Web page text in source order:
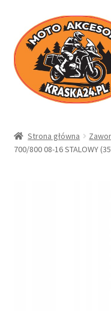
Przejdź
do
nawigacji
Przejdź
do
treści
Sklep
Strona główna
700/800 08-16 STALOWY